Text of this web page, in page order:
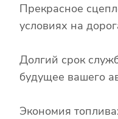
Прекрасное
условиях на
Долгий срок
будущее вашего
Экономия